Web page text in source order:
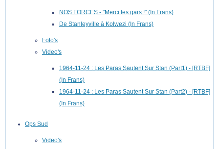
NOS FORCES - "Merci les gars !" (In Frans)
De Stanleyville à Kolwezi (In Frans)
Foto's
Video's
1964-11-24 : Les Paras Sautent Sur Stan (Part1) - [RTBF]
(In Frans)
1964-11-24 : Les Paras Sautent Sur Stan (Part2) - [RTBF]
(In Frans)
Ops Sud
Video's